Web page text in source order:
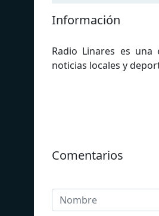
Información
Radio Linares es
noticias locales y
Comentarios